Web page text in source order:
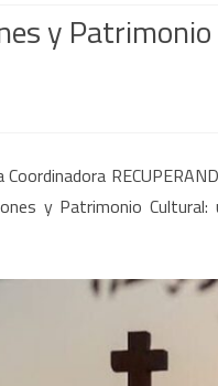
y
y Patrimonio Cultural: